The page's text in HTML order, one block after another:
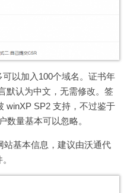
以加入100个域名。证书年
默认为中文，无需修改。签
winXP SP2 支持，不过鉴于
数量基本可以忽略。
基本信息，建议由沃通代